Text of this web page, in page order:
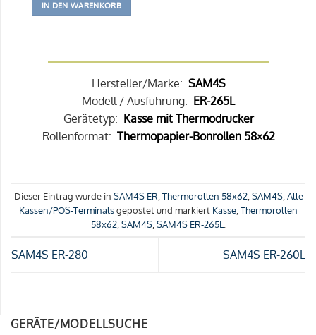
GERÄTE/MODELLSUCHE
IN DEN WARENKORB
Hersteller/Marke: SAM4S
Modell / Ausführung: ER-265L
Gerätetyp: Kasse mit Thermodrucker
Rollenformat: Thermopapier-Bonrollen 58×62
Dieser Eintrag wurde in SAM4S ER Thermorollen 58x62, SAM4S, Alle
Kassen/POS-Terminalsgepostet und markiert Kasse Thermorollen
58x62 SAM4S SAM4S ER-265L
SAM4S ER-280 SAM4S ER-260L